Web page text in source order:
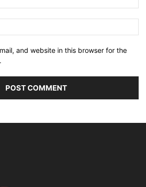
and website in this browser for the